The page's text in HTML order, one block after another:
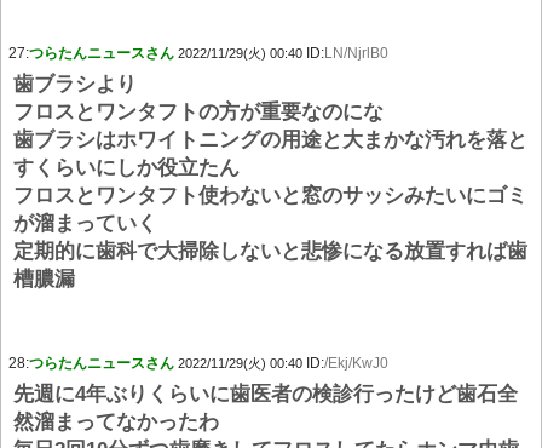
27:つらたんニュースさん 2022/11/29(火) 00:40 ID:LN/NjrlB0
歯ブラシより
フロスとワンタフトの方が重要なのにな
歯ブラシはホワイトニングの用途と大まかな汚れを落と
すくらいにしか役立たん
フロスとワンタフト使わないと窓のサッシみたいにゴミ
が溜まっていく
定期的に歯科で大掃除しないと悲惨になる放置すれば歯
槽膿漏
28:つらたんニュースさん 2022/11/29(火) 00:40 ID:/Ekj/KwJ0
先週に4年ぶりくらいに歯医者の検診行ったけど歯石全
然溜まってなかったわ